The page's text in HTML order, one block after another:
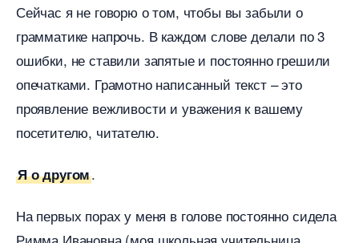
Сейчас я не говорю о том, чтобы вы забыли о
рамматике напрочь. В каждом слове делали по 3
ошибки, не ставили запятые и постоянно грешили
опечатками. Грамотно написанный текст – это
проявление вежливости и уважения к вашему
посетителю, читателю.
Я о другом.
На первых порах у меня в голове постоянно сидела